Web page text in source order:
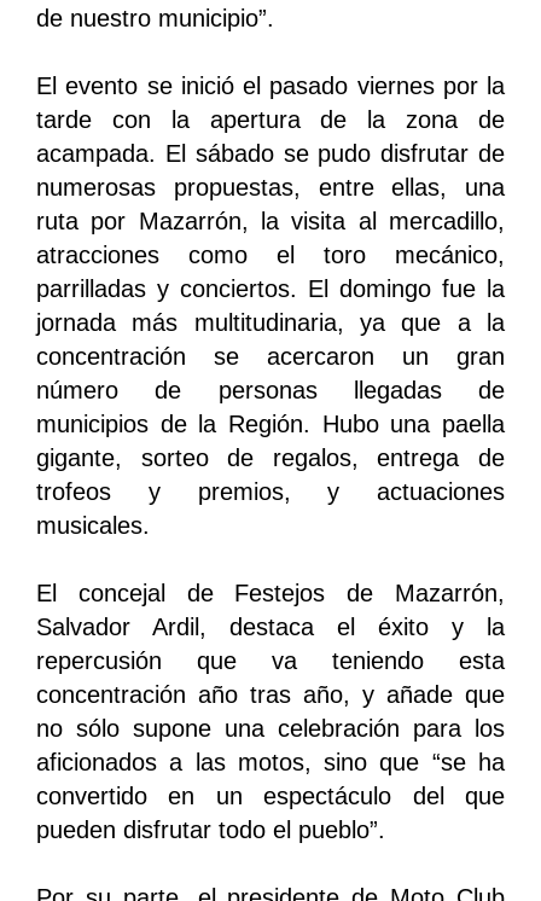
de nuestro municipio”.
El evento se inició el pasado viernes por la
tarde con la apertura de la zona de
acampada. El sábado se pudo disfrutar de
numerosas propuestas, entre ellas, una
ruta por Mazarrón, la visita al mercadillo,
atracciones como el toro mecánico,
parrilladas y conciertos. El domingo fue la
jornada más multitudinaria, ya que a la
concentración se acercaron un gran
número de personas llegadas de
municipios de la Región. Hubo una paella
gigante, sorteo de regalos, entrega de
trofeos y premios, y actuaciones
musicales.
El concejal de Festejos de Mazarrón,
Salvador Ardil, destaca el éxito y la
repercusión que va teniendo esta
concentración año tras año, y añade que
no sólo supone una celebración para los
aficionados a las motos, sino que “se ha
convertido en un espectáculo del que
pueden disfrutar todo el pueblo”.